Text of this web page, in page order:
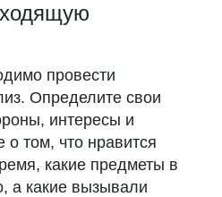
провести
Определите свои
интересы и
том, что нравится
какие предметы в
а какие вызывали